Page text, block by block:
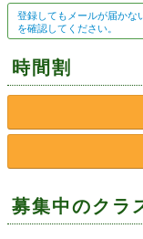
登録してもメールが届かな
を確認してください。
時間割
募集中のクラ